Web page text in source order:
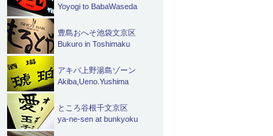
Yoyogi to BabaWaseda
豊島おへそ池袋文京区
Bukuro in Toshimaku
アキバ上野湯島ゾーン
Akiba,Ueno.Yushima
ところ谷根千文京区
ya-ne-sen at bunkyoku